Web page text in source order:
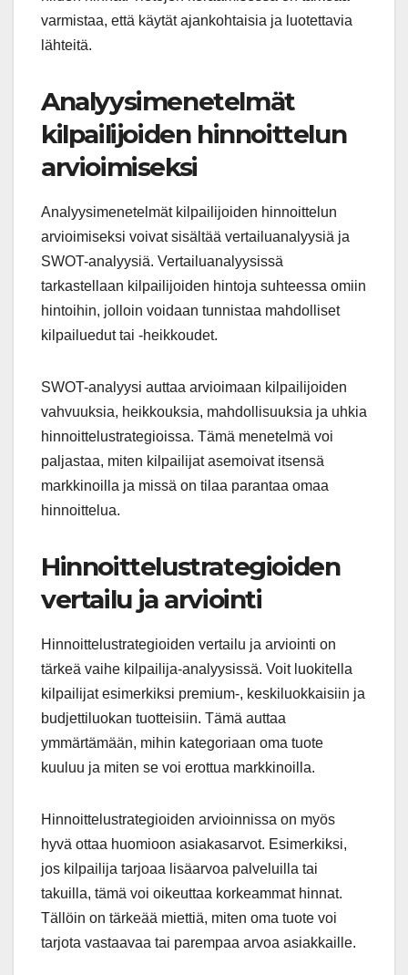
varmistaa, että käytät ajankohtaisia ja luotettavia
lähteitä.
Analyysimenetelmät
kilpailijoiden hinnoittelun
arvioimiseksi
Analyysimenetelmät kilpailijoiden hinnoittelun
arvioimiseksi voivat sisältää vertailuanalyysiä ja
SWOT-analyysiä. Vertailuanalyysissä
tarkastellaan kilpailijoiden hintoja suhteessa omiin
hintoihin, jolloin voidaan tunnistaa mahdolliset
kilpailuedut tai -heikkoudet.
SWOT-analyysi auttaa arvioimaan kilpailijoiden
vahvuuksia, heikkouksia, mahdollisuuksia ja uhkia
hinnoittelustrategioissa. Tämä menetelmä voi
paljastaa, miten kilpailijat asemoivat itsensä
markkinoilla ja missä on tilaa parantaa omaa
hinnoittelua.
Hinnoittelustrategioiden
vertailu ja arviointi
Hinnoittelustrategioiden vertailu ja arviointi on
tärkeä vaihe kilpailija-analyysissä. Voit luokitella
kilpailijat esimerkiksi premium-, keskiluokkaisiin ja
budjettiluokan tuotteisiin. Tämä auttaa
ymmärtämään, mihin kategoriaan oma tuote
kuuluu ja miten se voi erottua markkinoilla.
Hinnoittelustrategioiden arvioinnissa on myös
hyvä ottaa huomioon asiakasarvot. Esimerkiksi,
jos kilpailija tarjoaa lisäarvoa palveluilla tai
takuilla, tämä voi oikeuttaa korkeammat hinnat.
Tällöin on tärkeää miettiä, miten oma tuote voi
tarjota vastaavaa tai parempaa arvoa asiakkaille.